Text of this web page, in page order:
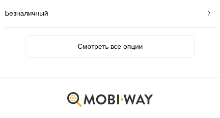
Безналичный
Смотреть все опции